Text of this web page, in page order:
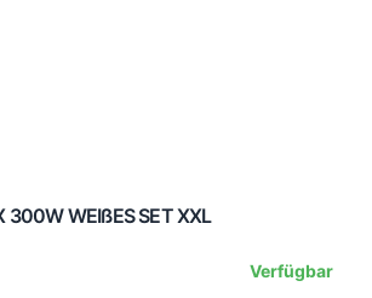
300W WEIßES SET XXL
Verfügbar